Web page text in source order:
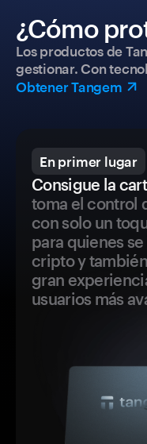
¿Cómo
Los productos de
gestionar. Con
Obtener Tangem
En primer lugar
Consigue la
toma el control
con solo un
para quienes
cripto y
gran
usuarios más